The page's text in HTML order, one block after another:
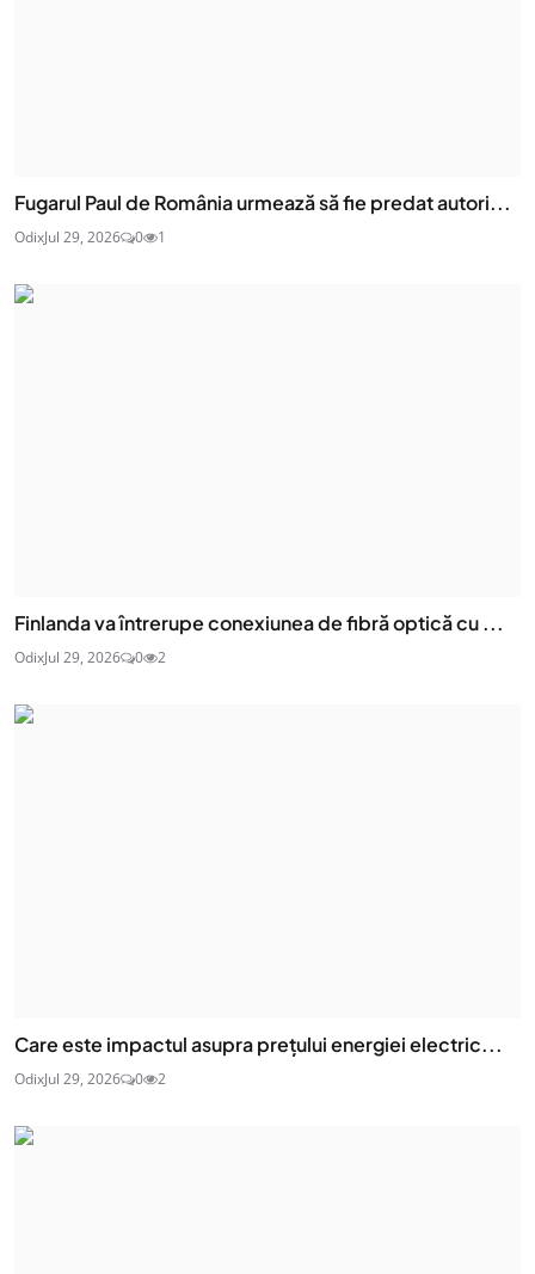
Fugarul Paul de România urmează să fie predat autori...
OdixJul 29, 2026 0 1
Finlanda va întrerupe conexiunea de fibră optică cu ...
OdixJul 29, 2026 0 2
Care este impactul asupra prețului energiei electric...
OdixJul 29, 2026 0 2